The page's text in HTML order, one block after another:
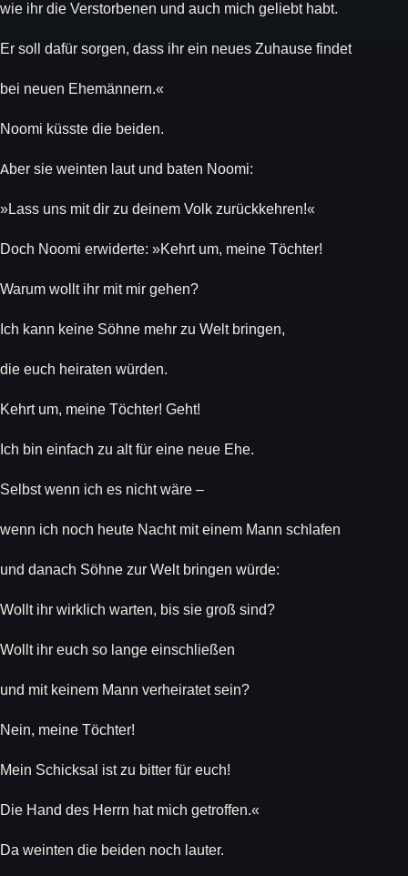
wie ihr die Verstorbenen und auch mich geliebt habt.
Er soll dafür sorgen, dass ihr ein neues Zuhause findet
bei neuen Ehemännern.«
Noomi küsste die beiden.
Aber sie weinten laut und baten Noomi:
»Lass uns mit dir zu deinem Volk zurückkehren!«
Doch Noomi erwiderte: »Kehrt um, meine Töchter!
Warum wollt ihr mit mir gehen?
Ich kann keine Söhne mehr zu Welt bringen,
die euch heiraten würden.
Kehrt um, meine Töchter! Geht!
Ich bin einfach zu alt für eine neue Ehe.
Selbst wenn ich es nicht wäre –
wenn ich noch heute Nacht mit einem Mann schlafen
und danach Söhne zur Welt bringen würde:
Wollt ihr wirklich warten, bis sie groß sind?
Wollt ihr euch so lange einschließen
und mit keinem Mann verheiratet sein?
Nein, meine Töchter!
Mein Schicksal ist zu bitter für euch!
Die Hand des Herrn hat mich getroffen.«
Da weinten die beiden noch lauter.